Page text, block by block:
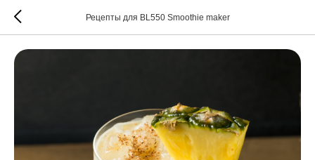
Рецепты для BL550 Smoothie maker